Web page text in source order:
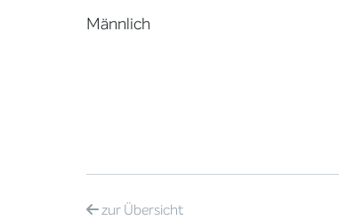
Männlich
zurÜbersicht